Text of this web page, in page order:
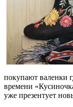
покупают валенки
времени
уже презентует